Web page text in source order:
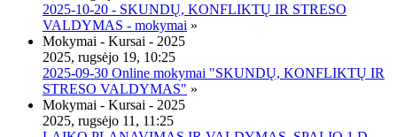
2025-10-20 - SKUNDŲ, KONFLIKTŲ IR STRESO
VALDYMAS - mokymai »
Mokymai - Kursai - 2025
2025, rugsėjo 19, 10:25
2025-09-30 Online mokymai "SKUNDŲ, KONFLIKTŲ IR
STRESO VALDYMAS" »
Mokymai - Kursai - 2025
2025, rugsėjo 11, 11:25